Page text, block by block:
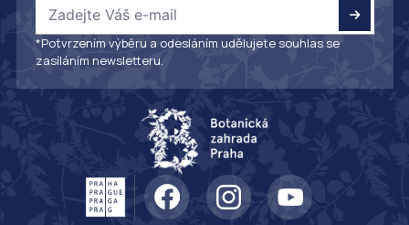
*Potvrzením výběru a odesláním udělujete souhlas se
zasíláním newsletteru.